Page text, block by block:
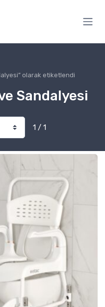
olarak etiketlendi
Sandalyesi
1 / 1